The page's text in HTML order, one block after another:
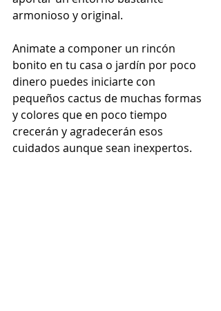
armonioso y original.
Animate a componer un rincón
bonito en tu casa o jardín por poco
dinero puedes iniciarte con
pequeños cactus de muchas formas
y colores que en poco tiempo
crecerán y agradecerán esos
cuidados aunque sean inexpertos.